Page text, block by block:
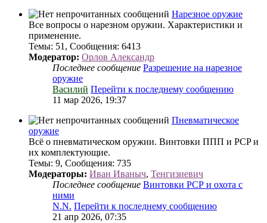
Нарезное оружие
Все вопросы о нарезном оружии. Характеристики и
применение.
Темы: 51, Сообщения: 6413
Модератор: Орлов Александр
Последнее сообщение Разрешение на нарезное
оружие
Василий Перейти к последнему сообщению
11 мар 2026, 19:37
Пневматическое
оружие
Всё о пневматическом оружии. Винтовки ППП и PCP и
их комплектующие.
Темы: 9, Сообщения: 735
Модераторы: Иван Иваныч, Тенгизиевич
Последнее сообщение Винтовки РСР и охота с
ними
N.N. Перейти к последнему сообщению
21 апр 2026, 07:35